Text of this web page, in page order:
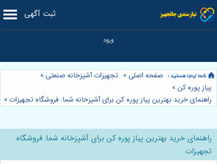
ثبت آگهی
صفحه اصلی » تجهیزات آشپزخانه صنعتی »
پیاز پوره کن»
راهنمای خرید بهترین پیاز پوره کن برای آشپزخانه شما: فروشگاه تجهیزات »
راهنمای خرید بهترین پیاز پوره کن برای آشپزخانه شما: فروشگاه
تجهیزات